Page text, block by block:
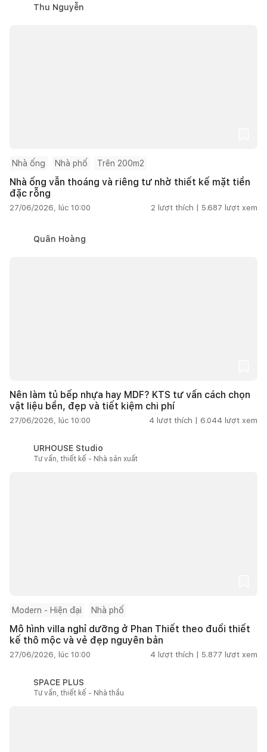
Thu Nguyễn
Nhà ống Nhà phố Trên 200m2
Nhà ống vẫn thoáng và riêng tư nhờ thiết kế mặt tiền
đặc rỗng
27/06/2026, lúc 10:00 2 lượt thích | 5.687 lượt xem
Quân Hoàng
Nên làm tủ bếp nhựa hay MDF? KTS tư vấn cách chọn
vật liệu bền, đẹp và tiết kiệm chi phí
27/06/2026, lúc 10:00 4 lượt thích | 6.044 lượt xem
URHOUSE Studio
Tư vấn, thiết kế - Nhà sản xuất
Modern - Hiện đại Nhà phố
Mô hình villa nghỉ dưỡng ở Phan Thiết theo đuổi thiết
kế thô mộc và vẻ đẹp nguyên bản
27/06/2026, lúc 10:00 4 lượt thích | 5.877 lượt xem
SPACE PLUS
Tư vấn, thiết kế - Nhà thầu